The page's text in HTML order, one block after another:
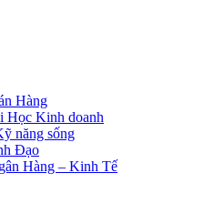
Hàng
Học Kinh doanh
năng sống
Đạo
Hàng – Kinh Tế